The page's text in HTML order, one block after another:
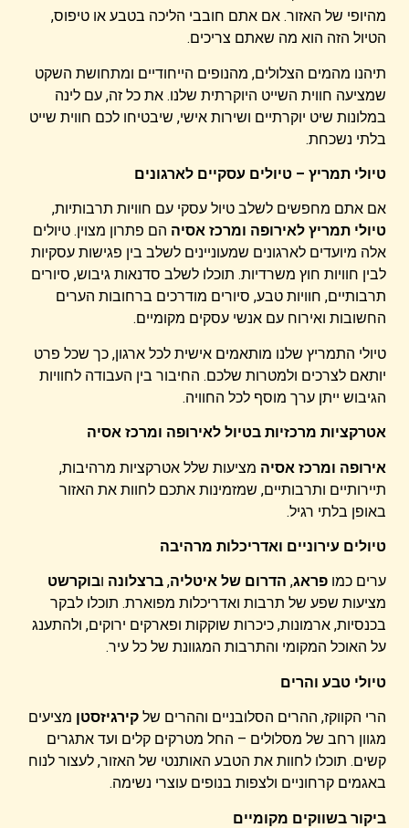
מהיופי של האזור. אם אתם חובבי הליכה בטבע או טיפוס,
הטיול הזה הוא מה שאתם צריכים.
תיהנו מהמים הצלולים, מהנופים הייחודיים ומתחושת השקט
שמציעה חווית השייט היוקרתית שלנו. את כל זה, עם לינה
במלונות שיט יוקרתיים ושירות אישי, שיבטיחו לכם חווית שייט
בלתי נשכחת.
טיולי תמריץ – טיולים עסקיים לארגונים
אם אתם מחפשים לשלב טיול עסקי עם חוויות תרבותיות,
טיולי תמריץ לאירופה ומרכז אסיה הם פתרון מצוין. טיולים
אלה מיועדים לארגונים שמעוניינים לשלב בין פגישות עסקיות
לבין חוויות חוץ משרדיות. תוכלו לשלב סדנאות גיבוש, סיורים
תרבותיים, חוויות טבע, סיורים מודרכים ברחובות הערים
החשובות ואירוח עם אנשי עסקים מקומיים.
טיולי התמריץ שלנו מותאמים אישית לכל ארגון, כך שכל פרט
יותאם לצרכים ולמטרות שלכם. החיבור בין העבודה לחוויות
הגיבוש ייתן ערך מוסף לכל החוויה.
אטרקציות מרכזיות בטיול לאירופה ומרכז אסיה
אירופה ומרכז אסיה מציעות שלל אטרקציות מרהיבות,
תיירותיים ותרבותיים, שמזמינות אתכם לחוות את האזור
באופן בלתי רגיל.
טיולים עירוניים ואדריכלות מרהיבה
ערים כמו פראג, הדרום של איטליה, ברצלונה ובוקרשט
מציעות שפע של תרבות ואדריכלות מפוארת. תוכלו לבקר
בכנסיות, ארמונות, כיכרות שוקקות ופארקים ירוקים, ולהתענג
על האוכל המקומי והתרבות המגוונת של כל עיר.
טיולי טבע והרים
הרי הקווקז, ההרים הסלובניים וההרים של קירגיזסטן מציעים
מגוון רחב של מסלולים – החל מטרקים קלים ועד אתגרים
קשים. תוכלו לחוות את הטבע האותנטי של האזור, לעצור לנוח
באגמים קרחוניים ולצפות בנופים עוצרי נשימה.
ביקור בשווקים מקומיים